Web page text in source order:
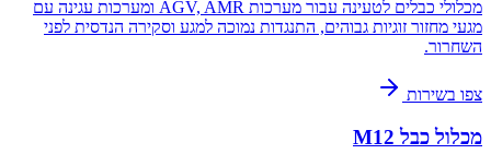
מכלולי כבלים לטעינה עבור מערכות AGV, AMR ומערכות עגינה עם
מגעי מחזור זוגיות גבוהים, התנגדות נמוכה למגע וסקירה הנדסית לפני
השחרור.
צפו בשירות
מכלול כבל M12